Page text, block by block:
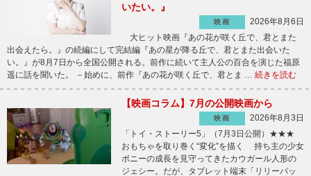
いたい。』
映画
2026年8月6日
大ヒット映画『あの花が咲く丘で、君とまた
出会えたら。』の続編にして完結編『あの星が降る丘で、君とまた出会いた
い。』が8月7日から全国公開される。前作に続いて主人公の百合を演じた福原
遥に話を聞いた。 －始めに、前作『あの花が咲く丘で、君とま … 続きを読む
【映画コラム】7月の公開映画から
映画
2026年8月3日
「トイ・ストーリー5」（7月3日公開）★★★
おもちゃを取り巻く“変化”を描く 持ち主の少女
ボニーの成長を見守ってきたカウガール人形の
ジェシー。だが、タブレット端末「リリーパッ